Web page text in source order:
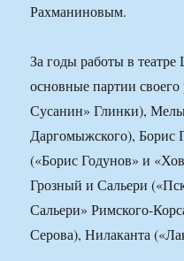
Рахманиновым.
За годы работы в
основные партии
Сусанин» Глинки),
Даргомыжского), Борис
(«Борис Годунов» и
Грозный и Сальери
Сальери» Римского-
Серова), Нилаканта